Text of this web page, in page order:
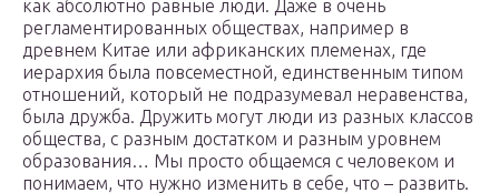
как абсолютно равные люди. Даже в очень
регламентированных обществах, например в
древнем Китае или африканских племенах, где
иерархия была повсеместной, единственным типом
отношений, который не подразумевал неравенства,
была дружба. Дружить могут люди из разных классов
общества, с разным достатком и разным уровнем
образования… Мы просто общаемся с человеком и
понимаем, что нужно изменить в себе, что – развить.